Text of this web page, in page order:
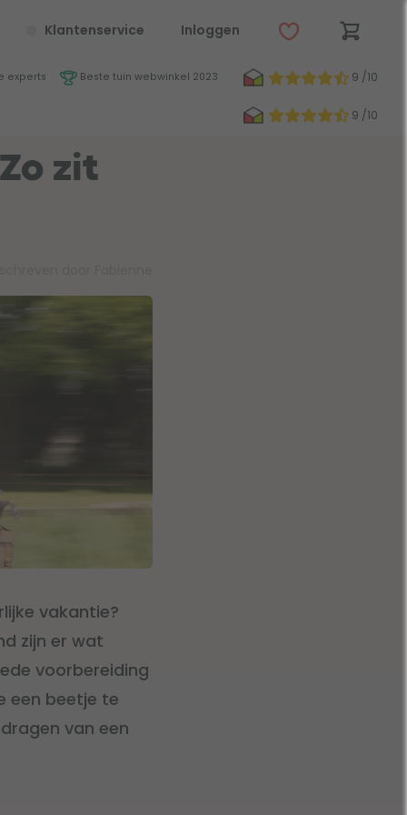
Klantenservice Inloggen
experts Beste tuin webwinkel 2023 9 /10
9 /10
zit
vakantie?
zijn er wat
voorbereiding
een beetje te
van een